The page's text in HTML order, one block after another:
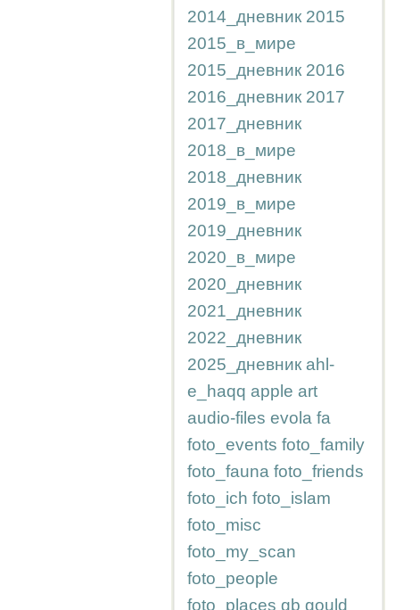
2014_дневник 2015
2015_в_мире
2015_дневник 2016
2016_дневник 2017
2017_дневник
2018_в_мире
2018_дневник
2019_в_мире
2019_дневник
2020_в_мире
2020_дневник
2021_дневник
2022_дневник
2025_дневник ahl-
e_haqq apple art
audio-files evola fa
foto_events foto_family
foto_fauna foto_friends
foto_ich foto_islam
foto_misc
foto_my_scan
foto_people
foto_places gb gould